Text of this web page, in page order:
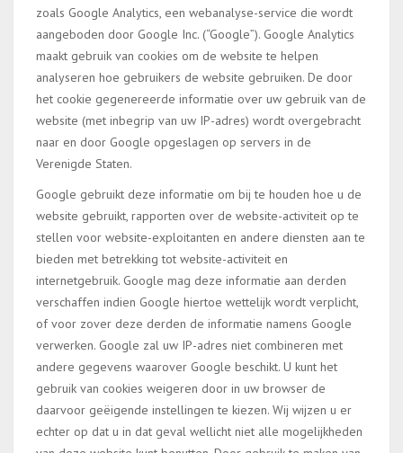
zoals Google Analytics, een webanalyse-service die wordt
aangeboden door Google Inc. (“Google”). Google Analytics
maakt gebruik van cookies om de website te helpen
analyseren hoe gebruikers de website gebruiken. De door
het cookie gegenereerde informatie over uw gebruik van de
website (met inbegrip van uw IP-adres) wordt overgebracht
naar en door Google opgeslagen op servers in de
Verenigde Staten.
Google gebruikt deze informatie om bij te houden hoe u de
website gebruikt, rapporten over de website-activiteit op te
stellen voor website-exploitanten en andere diensten aan te
bieden met betrekking tot website-activiteit en
internetgebruik. Google mag deze informatie aan derden
verschaffen indien Google hiertoe wettelijk wordt verplicht,
of voor zover deze derden de informatie namens Google
verwerken. Google zal uw IP-adres niet combineren met
andere gegevens waarover Google beschikt. U kunt het
gebruik van cookies weigeren door in uw browser de
daarvoor geëigende instellingen te kiezen. Wij wijzen u er
echter op dat u in dat geval wellicht niet alle mogelijkheden